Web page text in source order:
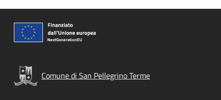
Comune di San Pellegrino Terme